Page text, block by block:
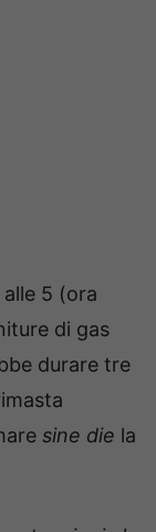
5 (ora
di gas
durare tre
sine die la